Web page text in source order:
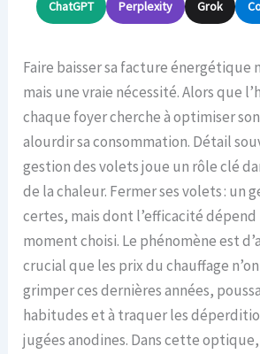
ChatGPT Perplexity Grok
Faire baisser sa facture énergétique
mais une vraie nécessité. Alors que
chaque foyer cherche à optimiser
alourdir sa consommation. Détail
gestion des volets joue un rôle clé
de la chaleur. Fermer ses volets : un
certes, mais dont l’efficacité
moment choisi. Le phénomène est
crucial que les prix du chauffage
grimper ces dernières années,
habitudes et à traquer les
jugées anodines. Dans cette